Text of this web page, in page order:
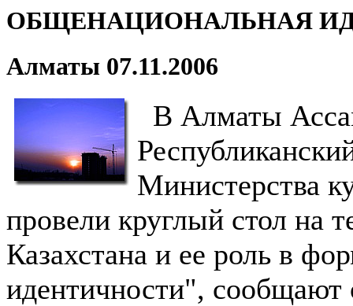
ОБЩЕНАЦИОНАЛЬНАЯ
Алматы 07.11.2006
В Алматы
Министерства
провели круглый стол на
Казахстана и ее роль в
идентичности", сообщают